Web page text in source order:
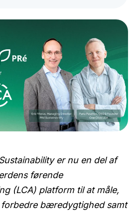
er nu en del af
førende
(LCA) platform til at måle,
bæredygtighed samt